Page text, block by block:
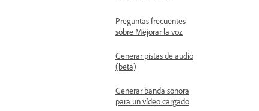
Preguntas frecuentes
sobre Mejorar la voz
Generar pistas de audio
(beta)
Generar banda sonora
para un vídeo cargado